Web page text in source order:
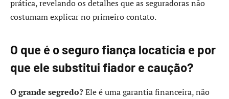
prática, revelando os detalhes que as seguradoras não
costumam explicar no primeiro contato.
O que é o seguro fiança locatícia e por
que ele substitui fiador e caução?
O grande segredo?Ele é uma garantia financeira, não